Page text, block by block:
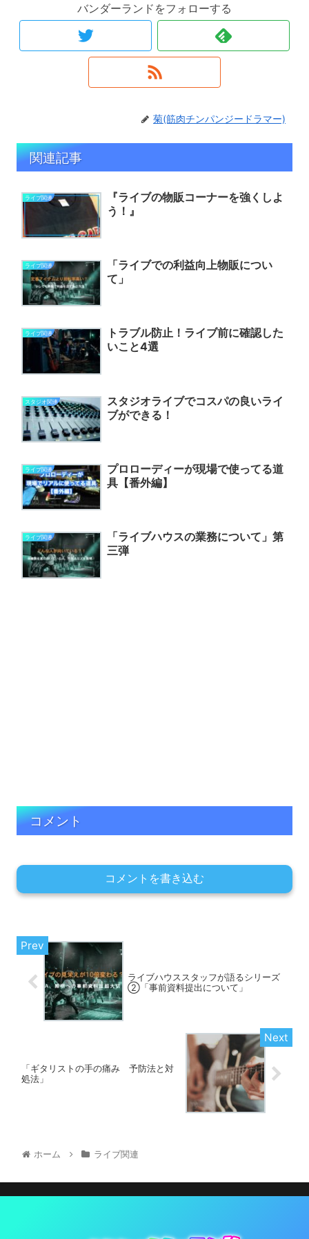
バンダーランドをフォローする
菊(筋肉チンパンジードラマー)
関連記事
ライブ関連
『ライブの物販コーナーを強くしよ
う！』
ライブ関連
「ライブでの利益向上物販につい
て」
ライブ関連
トラブル防止！ライブ前に確認した
いこと4選
スタジオ関連
スタジオライブでコスパの良いライ
ブができる！
ライブ関連
プロローディーが現場で使ってる道
具【番外編】
ライブ関連
「ライブハウスの業務について」第
三弾
コメント
コメントを書き込む
ライブハウススタッフが語るシリーズ
②「事前資料提出について」
「ギタリストの手の痛み 予防法と対
処法」
ホーム ライブ関連